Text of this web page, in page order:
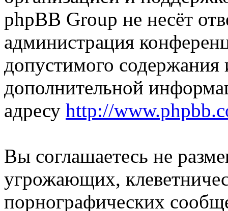
phpBB Group не несёт
администрация
допустимого
дополнительной
адресу http://
Вы соглашаетесь не
угрожающих,
порнографических